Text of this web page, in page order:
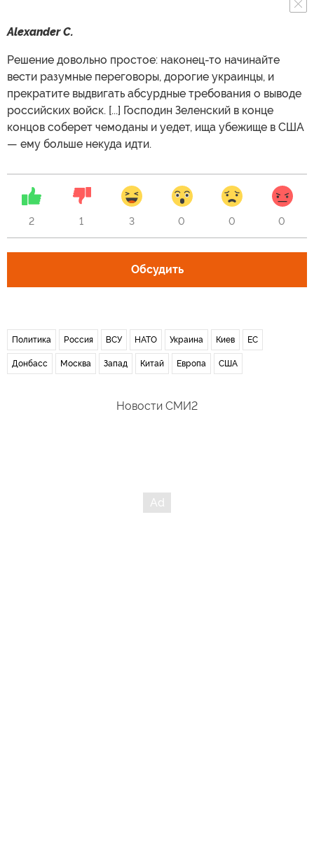
Alexander C.
Решение довольно простое: наконец-то начинайте
вести разумные переговоры, дорогие украинцы, и
прекратите выдвигать абсурдные требования о выводе
российских войск. [...] Господин Зеленский в конце
концов соберет чемоданы и уедет, ища убежище в США
— ему больше некуда идти.
2 1 3 0 0 0
Обсудить
Политика Россия ВСУ НАТО Украина Киев ЕС
Донбасс Москва Запад Китай Европа США
Новости СМИ2